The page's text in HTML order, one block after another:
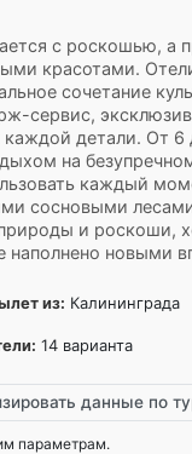
с роскошью, а
красотами.
сочетание
сервис,
детали. От
на
каждый
сосновыми
и роскоши,
новыми
из: Калининграда
14 варианта
данные по
параметрам.